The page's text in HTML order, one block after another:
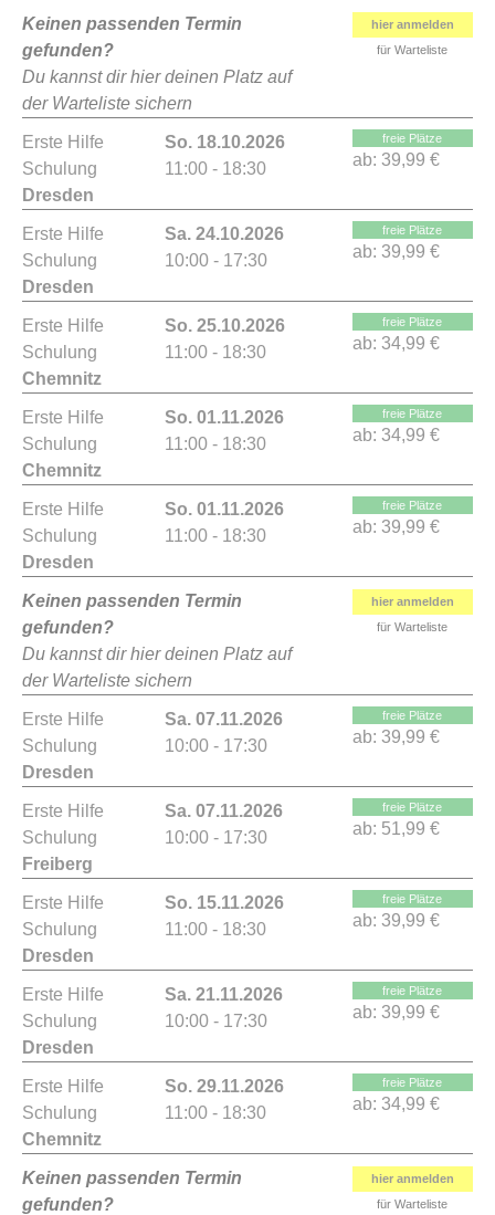
Keinen passenden Termin
gefunden?
Du kannst dir hier deinen Platz auf
der Warteliste sichern
hier anmelden
für Warteliste
Erste Hilfe
Schulung
Dresden
So. 18.10.2026
11:00 - 18:30
freie Plätze
ab: 39,99 €
Erste Hilfe
Schulung
Dresden
Sa. 24.10.2026
10:00 - 17:30
freie Plätze
ab: 39,99 €
Erste Hilfe
Schulung
Chemnitz
So. 25.10.2026
11:00 - 18:30
freie Plätze
ab: 34,99 €
Erste Hilfe
Schulung
Chemnitz
So. 01.11.2026
11:00 - 18:30
freie Plätze
ab: 34,99 €
Erste Hilfe
Schulung
Dresden
So. 01.11.2026
11:00 - 18:30
freie Plätze
ab: 39,99 €
Keinen passenden Termin
gefunden?
Du kannst dir hier deinen Platz auf
der Warteliste sichern
hier anmelden
für Warteliste
Erste Hilfe
Schulung
Dresden
Sa. 07.11.2026
10:00 - 17:30
freie Plätze
ab: 39,99 €
Erste Hilfe
Schulung
Freiberg
Sa. 07.11.2026
10:00 - 17:30
freie Plätze
ab: 51,99 €
Erste Hilfe
Schulung
Dresden
So. 15.11.2026
11:00 - 18:30
freie Plätze
ab: 39,99 €
Erste Hilfe
Schulung
Dresden
Sa. 21.11.2026
10:00 - 17:30
freie Plätze
ab: 39,99 €
Erste Hilfe
Schulung
Chemnitz
So. 29.11.2026
11:00 - 18:30
freie Plätze
ab: 34,99 €
Keinen passenden Termin
gefunden?
hier anmelden
für Warteliste